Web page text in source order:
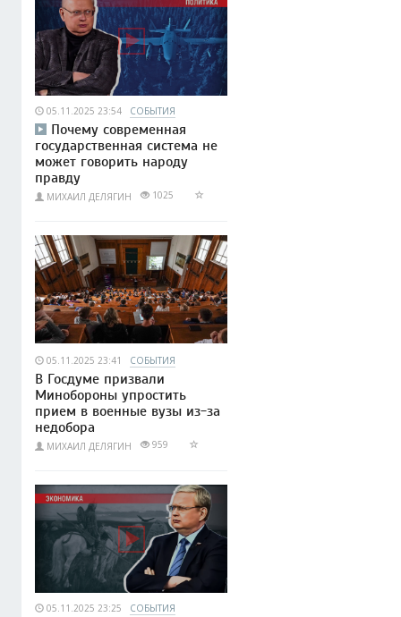
05.11.2025 23:54 СОБЫТИЯ
Почему современная
государственная система не
может говорить народу
правду
МИХАИЛ ДЕЛЯГИН 1025
05.11.2025 23:41 СОБЫТИЯ
В Госдуме призвали
Минобороны упростить
прием в военные вузы из-за
недобора
МИХАИЛ ДЕЛЯГИН 959
05.11.2025 23:25 СОБЫТИЯ